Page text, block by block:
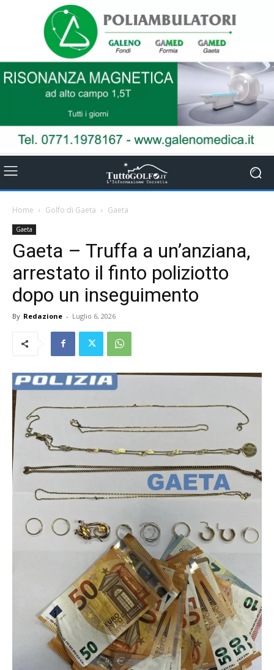
Home Golfo di Gaeta Gaeta
Gaeta
Gaeta – Truffa a un’anziana,
arrestato il finto poliziotto
dopo un inseguimento
By Redazione - Luglio 6, 2026